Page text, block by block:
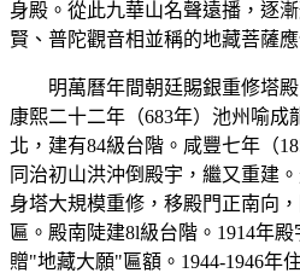
身殿。從此九華山名聲遠播，逐
賢、普陀觀音相並稱的地藏菩薩應
明萬曆年間朝廷賜銀重修塔
康熙二十二年（683年）池州喻成
北，建有84級台階。咸豐七年（
同治初山洪沖倒殿宇，繼又重建
身塔大規模重修，移殿門正南向
匾。殿南陡建8l級台階。1914年
贈"地藏大願"匾額。1944-1946年